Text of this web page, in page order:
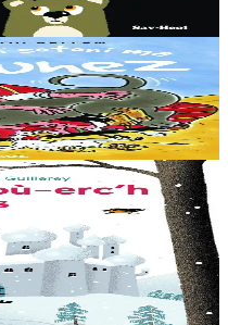
hastañ buan ! O mamm,
diganto mont da gas un